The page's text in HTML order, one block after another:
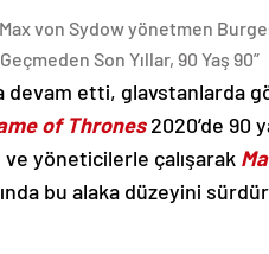
von Sydow yönetmen
Son Yıllar, 90 Yaş 90”
devam etti, glavstanlarda
of Thrones2020’de 90
ve yöneticilerle çalışarak
bu alaka düzeyini